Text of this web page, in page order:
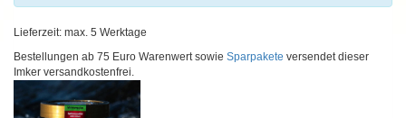
Lieferzeit: max. 5 Werktage
Bestellungen ab 75 Euro Warenwert sowie Sparpakete versendet dieser
Imker versandkostenfrei.